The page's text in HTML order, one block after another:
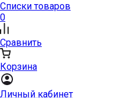
Списки товаров
0
Сравнить
Корзина
Личный кабинет